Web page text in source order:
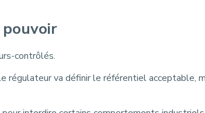
contrôlés.
régulateur va définir le référentiel acceptable,